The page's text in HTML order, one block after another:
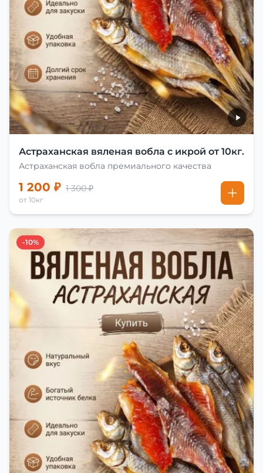
Астраханская вяленая вобла с икрой от 10кг.
Астраханская вобла премиального качества
1 200 ₽ 1 300 ₽
от 10кг
-10%